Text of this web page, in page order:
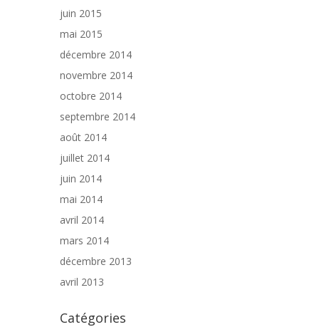
juin 2015
mai 2015
décembre 2014
novembre 2014
octobre 2014
septembre 2014
août 2014
juillet 2014
juin 2014
mai 2014
avril 2014
mars 2014
décembre 2013
avril 2013
Catégories